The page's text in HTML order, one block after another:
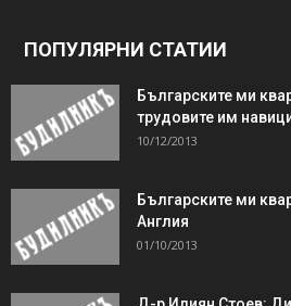
ПОПУЛЯРНИ СТАТИИ
Българските ми
трудовите им
10/12/2013
Българските ми
Англия
01/10/2013